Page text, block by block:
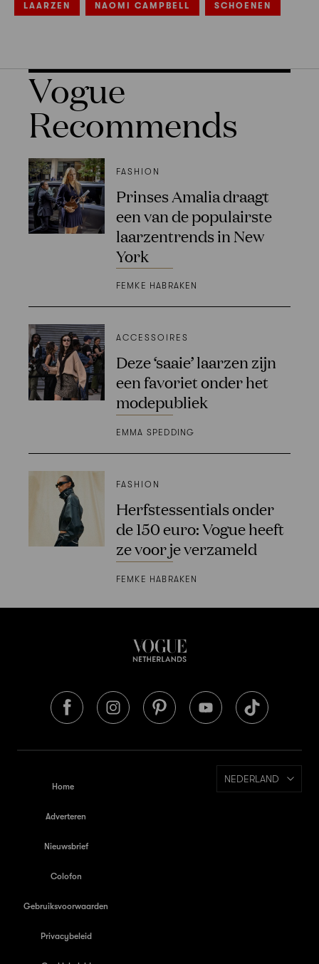
LAARZEN NAOMI CAMPBELL SCHOENEN
Vogue
Recommends
FASHION
Prinses Amalia draagt
een van de populairste
laarzentrends in New
York
FEMKE HABRAKEN
ACCESSOIRES
Deze ‘saaie’ laarzen zijn
een favoriet onder het
modepubliek
EMMA SPEDDING
FASHION
Herfstessentials onder
de 150 euro: Vogue heeft
ze voor je verzameld
FEMKE HABRAKEN
Home
Adverteren
Nieuwsbrief
Colofon
Gebruiksvoorwaarden
Privacybeleid
NEDERLAND